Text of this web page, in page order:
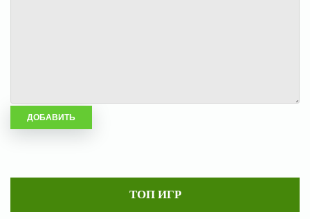
ТОП ИГР